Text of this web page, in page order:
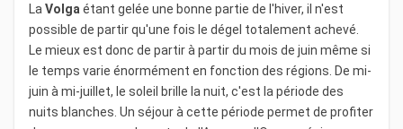
La Volga étant gelée une bonne partie de l'hiver, il n'est
possible de partir qu'une fois le dégel totalement achevé.
Le mieux est donc de partir à partir du mois de juin même si
le temps varie énormément en fonction des régions. De mi-
juin à mi-juillet, le soleil brille la nuit, c'est la période des
nuits blanches. Un séjour à cette période permet de profiter